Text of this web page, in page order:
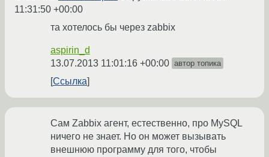
11:31:50 +00:00
та хотелось бы через zabbix
aspirin_d
13.07.2013 11:01:16 +00:00 автор топика
Ссылка
Сам Zabbix агент, естественно, про MySQL
ничего не знает. Но он может вызывать
внешнюю программу для того, чтобы